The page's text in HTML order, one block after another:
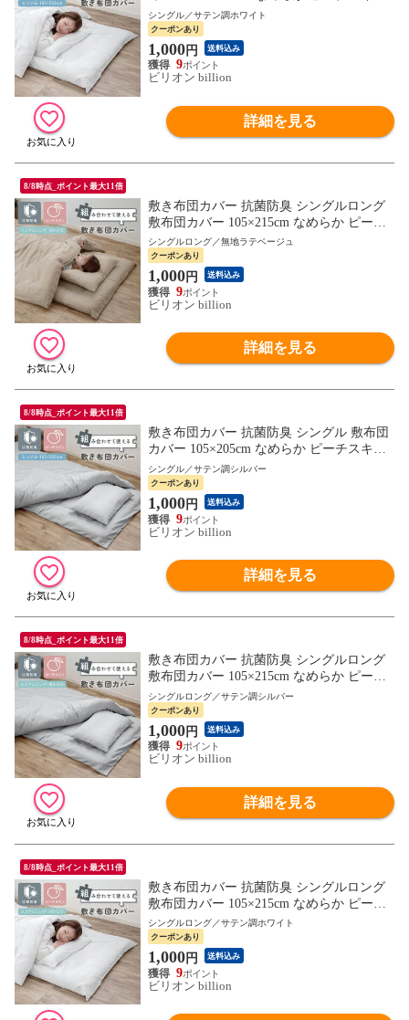
敷きカバー しき布団カバー【サテン調ホワ
イト】組み合わせて使えるカバー
シングル／サテン調ホワイト
クーポンあり
1,000円 送料込み
9
ビリオン billion
詳細を見る
8/8時点_ポイント最大11倍
敷き布団カバー 抗菌防臭 シングルロング
敷布団カバー 105×215cm なめらか ピーチ
スキン 敷きカバー しき布団カバー【無地
ラテベージュ】組み合わせて使えるカバー
シングルロング／無地ラテベージュ
クーポンあり
1,000円 送料込み
9
ビリオン billion
詳細を見る
8/8時点_ポイント最大11倍
敷き布団カバー 抗菌防臭 シングル 敷布団
カバー 105×205cm なめらか ピーチスキン
敷きカバー しき布団カバー【サテン調シル
バー】組み合わせて使えるカバー
シングル／サテン調シルバー
クーポンあり
1,000円 送料込み
9
ビリオン billion
詳細を見る
8/8時点_ポイント最大11倍
敷き布団カバー 抗菌防臭 シングルロング
敷布団カバー 105×215cm なめらか ピーチ
スキン 敷きカバー しき布団カバー【サテ
ン調シルバー】組み合わせて使えるカバー
シングルロング／サテン調シルバー
クーポンあり
1,000円 送料込み
9
ビリオン billion
詳細を見る
8/8時点_ポイント最大11倍
敷き布団カバー 抗菌防臭 シングルロング
敷布団カバー 105×215cm なめらか ピーチ
スキン 敷きカバー しき布団カバー【サテ
ン調ホワイト】組み合わせて使えるカバー
シングルロング／サテン調ホワイト
クーポンあり
1,000円 送料込み
9
ビリオン billion